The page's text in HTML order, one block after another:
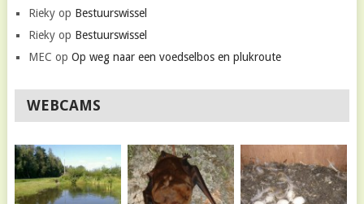
Riekyop Bestuurswissel
Riekyop Bestuurswissel
MEC op Op weg naar een voedselbos en plukroute
WEBCAMS